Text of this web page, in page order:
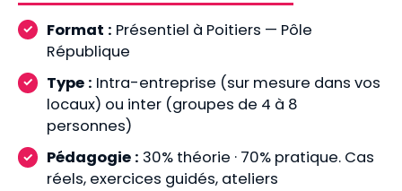
Format : Présentiel à Poitiers — Pôle
République
Type : Intra-entreprise (sur mesure dans vos
locaux) ou inter (groupes de 4 à 8
personnes)
Pédagogie : 30% théorie · 70% pratique. Cas
réels, exercices guidés, ateliers